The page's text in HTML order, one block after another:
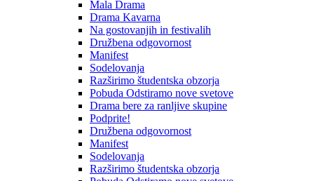
Mala Drama
Drama Kavarna
Na gostovanjih in festivalih
Družbena odgovornost
Manifest
Sodelovanja
Razširimo študentska obzorja
Pobuda Odstiramo nove svetove
Drama bere za ranljive skupine
Podprite!
Družbena odgovornost
Manifest
Sodelovanja
Razširimo študentska obzorja